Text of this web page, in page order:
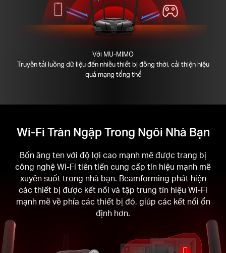
Với MU-MIMO
Truyền tải luồng dữ liệu đến nhiều thiết bị đồng thời, cải thiện hiệu
quả mạng tổng thể
Wi-Fi Tràn Ngập Trong Ngôi Nhà Bạn
Bốn ăng ten với độ lợi cao mạnh mẽ được trang bị
công nghệ Wi-Fi tiên tiến cung cấp tín hiệu mạnh mẽ
xuyên suốt trong nhà bạn. Beamforming phát hiện
các thiết bị được kết nối và tập trung tín hiệu Wi-Fi
mạnh mẽ về phía các thiết bị đó, giúp các kết nối ổn
định hơn.